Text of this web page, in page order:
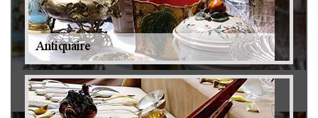
Antiquaire 79